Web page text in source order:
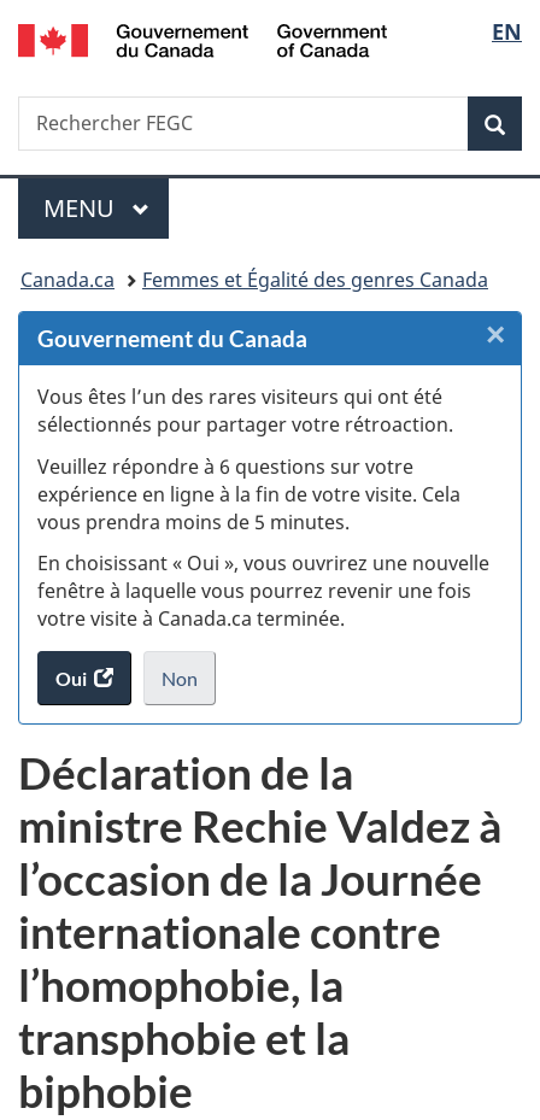
Passer
au
Passer
au
Passer
à
du
Passer
à
simplifiée
de
la
EN
Recherche
Rechercher
FEGC
Menu
MENU PRINCIPAL
Vous
êtes
ici :
Canada.ca Femmes et Égalité des genres Canada
Gouvernement du Canada
Vous êtes l’un des rares visiteurs qui ont été
sélectionnés pour partager votre rétroaction.
Veuillez répondre à 6 questions sur votre
expérience en ligne à la fin de votre visite. Cela
vous prendra moins de 5 minutes.
En choisissant « Oui », vous ouvrirez une nouvelle
fenêtre à laquelle vous pourrez revenir une fois
votre visite à Canada.ca terminée.
Oui
accéder
au
Non
je
veux
pas
participer
au
sondage
du
site
web,
.
×
Déclaration de la
ministre Rechie Valdez à
l’occasion de la Journée
internationale contre
l’homophobie, la
transphobie et la
biphobie